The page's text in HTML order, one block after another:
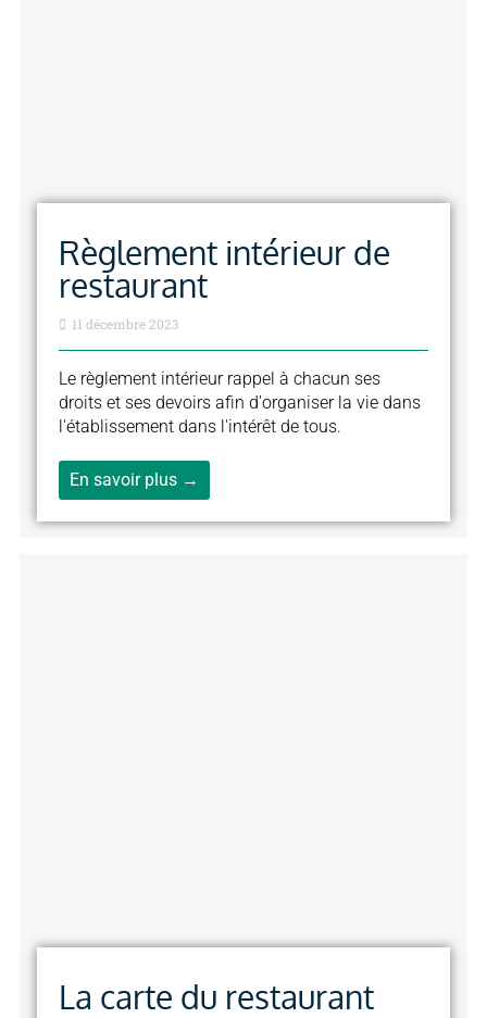
Règlement intérieur de
restaurant
11 décembre 2023
Le règlement intérieur rappel à chacun ses
droits et ses devoirs afin d'organiser la vie dans
l'établissement dans l'intérêt de tous.
En savoir plus →
La carte du restaurant